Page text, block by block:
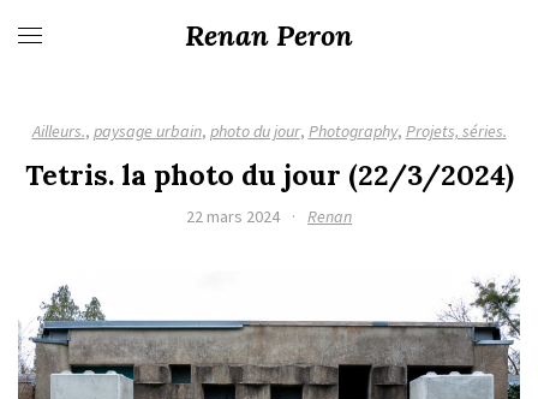
Renan Peron
Ailleurs., paysage urbain, photo du jour, Photography, Projets, séries.
Tetris. la photo du jour (22/3/2024)
22 mars 2024 · Renan